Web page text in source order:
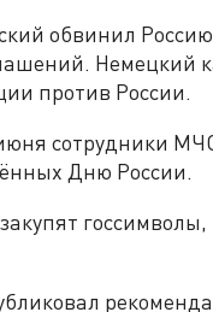
обвинил
Немецкий
против России.
сотрудники
Дню России.